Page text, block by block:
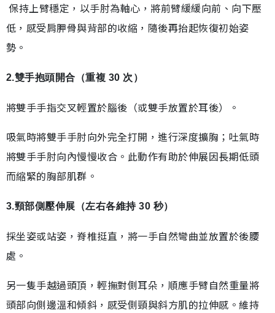
保持上臂穩定，以手肘為軸心，將前臂緩緩向前、向下壓
低，感受肩胛骨與背部的收縮，隨後再抬起恢復初始姿
勢。
2.雙手抱頭開合（重複 30 次）
將雙手手指交叉輕置於腦後（或雙手放置於耳後）。
吸氣時將雙手手肘向外完全打開，進行深度擴胸；吐氣時
將雙手手肘向內慢慢收合。此動作有助於伸展因長期低頭
而縮緊的胸部肌群。
3.頸部側壓伸展（左右各維持 30 秒）
採坐姿或站姿，脊椎挺直，將一手自然彎曲並放置於後腰
處。
另一隻手越過頭頂，輕撫對側耳朵，順應手臂自然重量將
頭部向側邊溫和傾斜，感受側頸與斜方肌的拉伸感。維持